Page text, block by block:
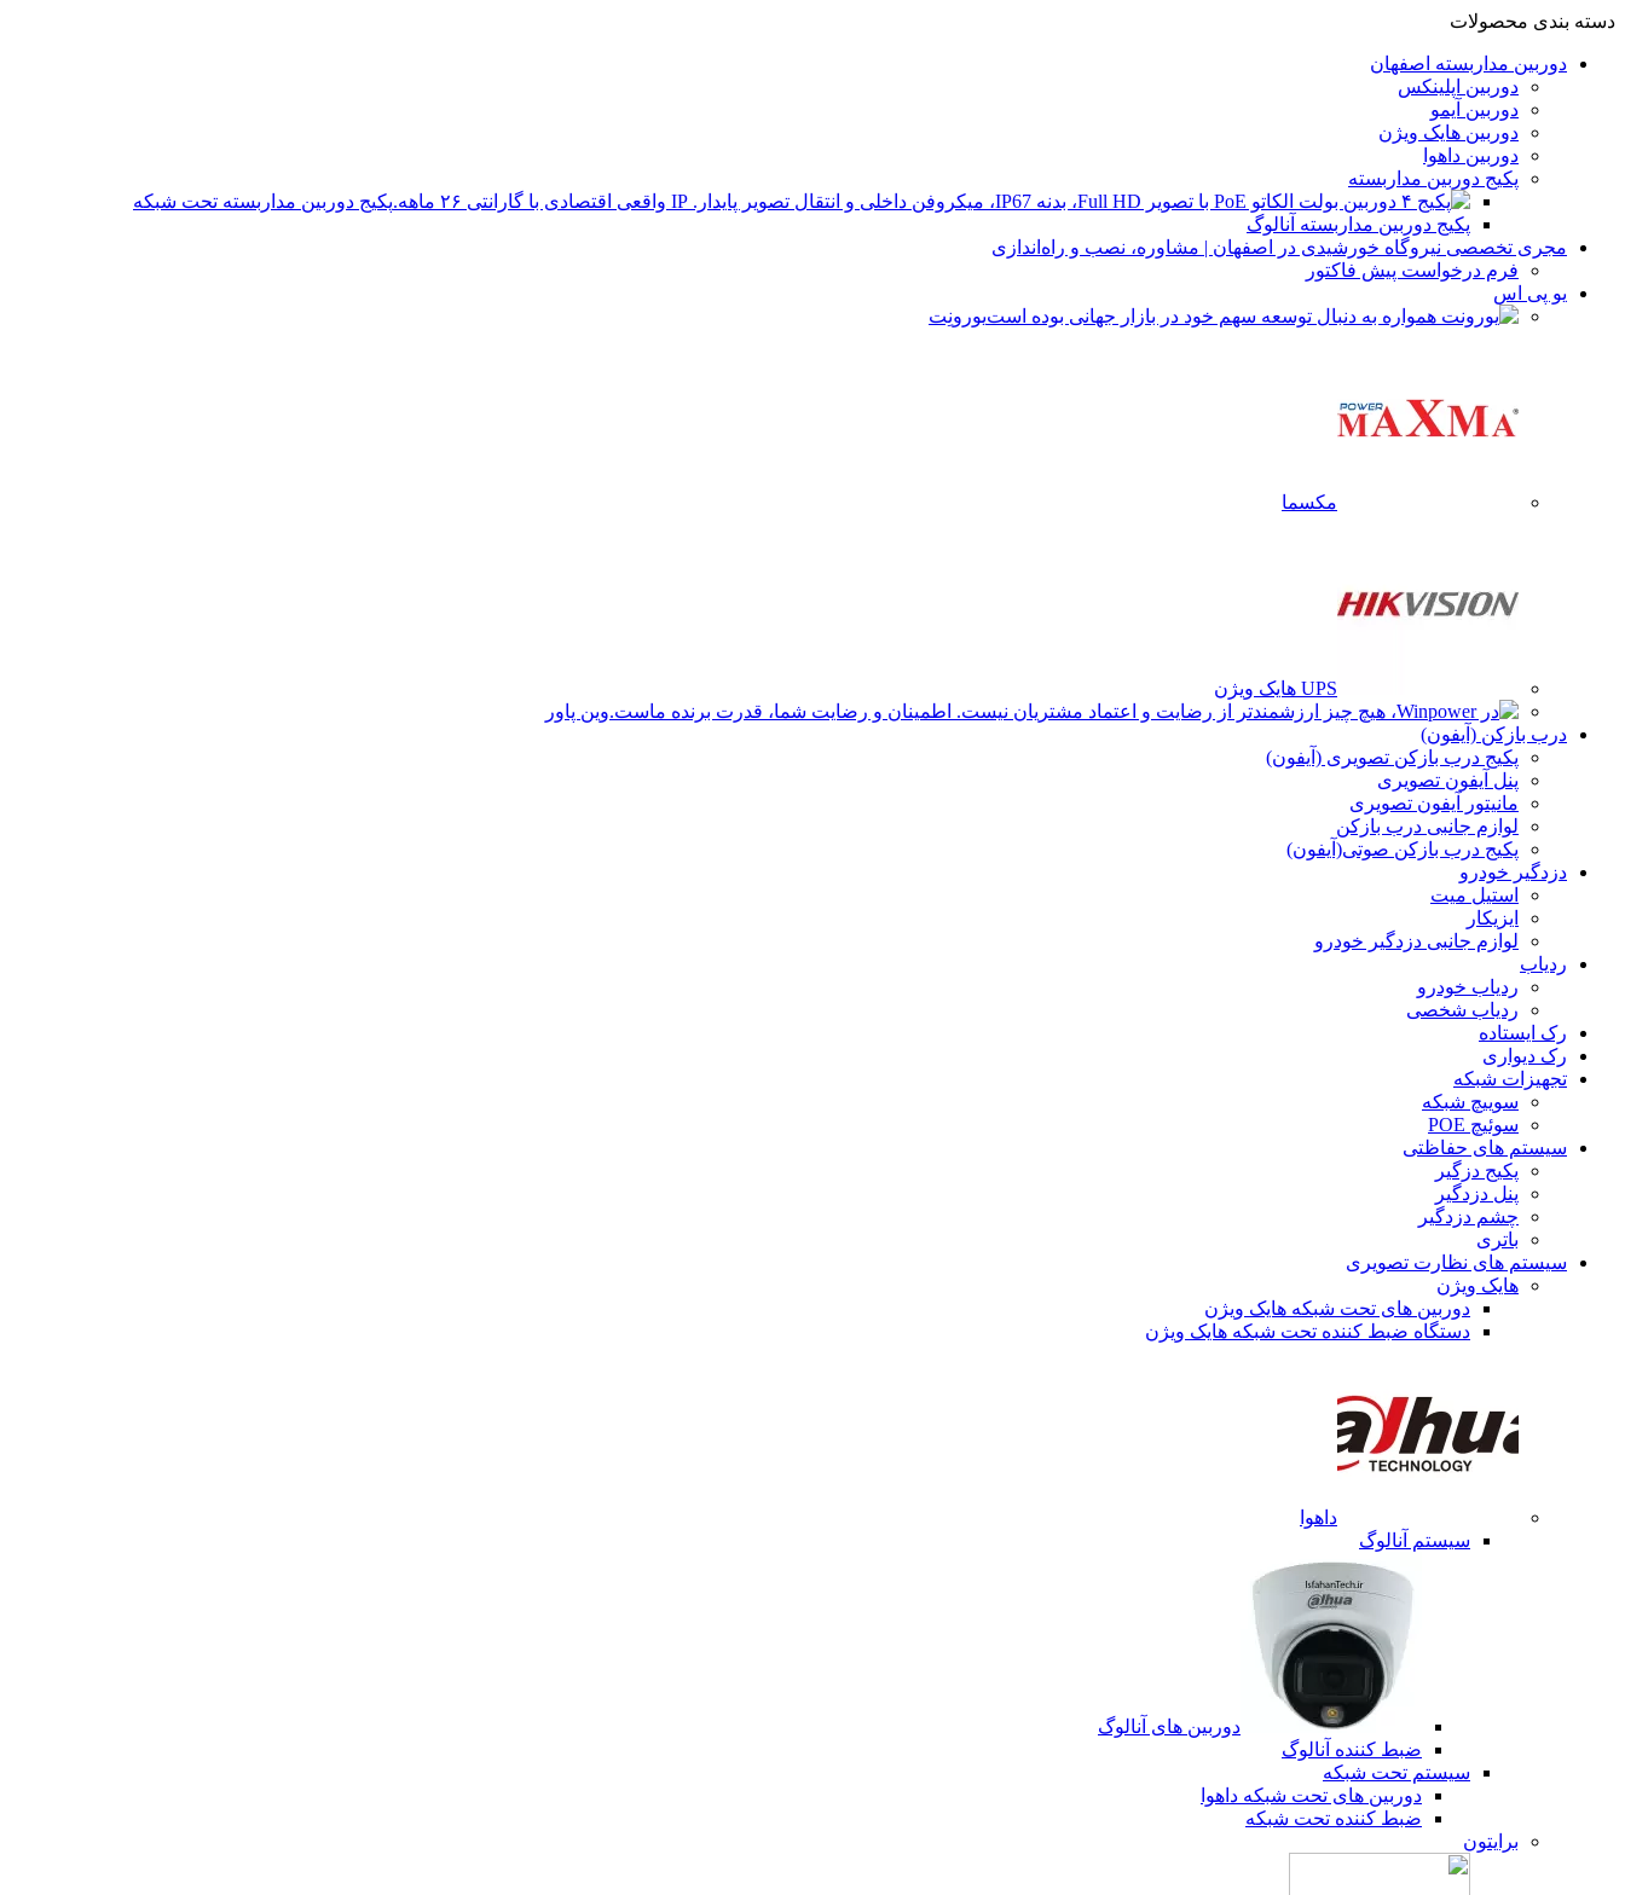
دسته بندی محصولات
دوربین مداربسته اصفهان
دوربین اپلینکس
دوربین آیمو
دوربین هایک ویژن
دوربین داهوا
پکیج دوربین مداربسته
پکیج دوربین مداربسته تحت شبکه
پکیج دوربین مداربسته آنالوگ
مجری تخصصی نیروگاه خورشیدی در اصفهان | مشاوره، نصب و راه‌اندازی
فرم درخواست پیش فاکتور
یو پی اس
یورونِت
مکسما
UPS هایک ویژن
وین پاور
درب بازکن (آیفون)
پکیج درب بازکن تصویری (آیفون)
پنل آیفون تصویری
مانیتور آیفون تصویری
لوازم جانبی درب بازکن
پکیج درب بازکن صوتی(آیفون)
دزدگیر خودرو
استیل میت
ایزیکار
لوازم جانبی دزدگیر خودرو
ردیاب
ردیاب خودرو
ردیاب شخصی
رک ایستاده
رک دیواری
تجهیزات شبکه
سوییچ شبکه
سوئیچ POE
سیستم های حفاظتی
پکیج دزگیر
پنل دزدگیر
چشم دزدگیر
باتری
سیستم های نظارت تصویری
هایک ویژن
دوربین های تحت شبکه هایک ویژن
دستگاه ضبط کننده تحت شبکه هایک ویژن
داهوا
سیستم آنالوگ
دوربین های آنالوگ
ضبط کننده آنالوگ
سیستم تحت شبکه
دوربین های تحت شبکه داهوا
ضبط کننده تحت شبکه
برایتون